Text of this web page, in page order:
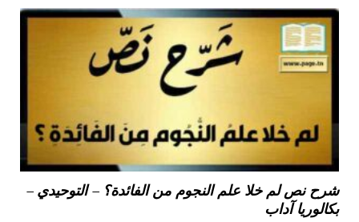
شرح نص لم خلا علم النجوم من الفائدة؟ – التوحيدي –
بكالوريا آداب